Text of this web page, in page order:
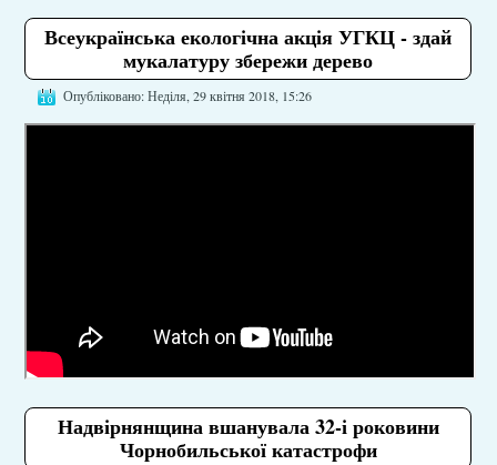
Всеукраїнська екологічна акція УГКЦ - здай
мукалатуру збережи дерево
Опубліковано: Неділя, 29 квітня 2018, 15:26
Надвірнянщина вшанувала 32-і роковини
Чорнобильської катастрофи